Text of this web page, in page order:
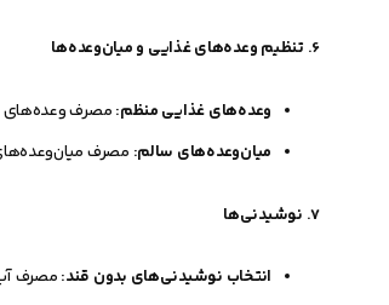
6. تنظیم وعده‌های غذایی و میان‌وعده‌ها
وعده‌های غذایی منظم: مصرف وعده‌های
میان‌وعده‌های سالم: مصرف
7. نوشیدنی‌ها
انتخاب نوشیدنی‌های بدون قند: مصرف